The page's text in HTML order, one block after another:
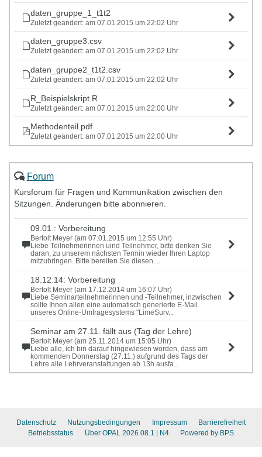
daten_gruppe_1_t1t2
Zuletzt geändert: am 07.01.2015 um 22:02 Uhr
daten_gruppe3.csv
Zuletzt geändert: am 07.01.2015 um 22:02 Uhr
daten_gruppe2_t1t2.csv
Zuletzt geändert: am 07.01.2015 um 22:02 Uhr
R_Beispielskript.R
Zuletzt geändert: am 07.01.2015 um 22:00 Uhr
Methodenteil.pdf
Zuletzt geändert: am 07.01.2015 um 22:00 Uhr
Forum
Kursforum für Fragen und Kommunikation zwischen den
Sitzungen. Änderungen bitte abonnieren.
09.01.: Vorbereitung
Bertolt Meyer (am 07.01.2015 um 12:55 Uhr)
Liebe Teilnehmerinnen uind Teilnehmer, bitte denken Sie
daran, zu unserem nächsten Termin wieder Ihren Laptop
mitzubringen. Bitte bereiten Sie diesen ...
18.12.14: Vorbereitung
Bertolt Meyer (am 17.12.2014 um 16:07 Uhr)
Liebe Seminarteilnehmerinnen und -Teilnehmer, inzwischen
sollte Ihnen allen eine automatisch generierte E-Mail
unseres Online-Umfragesystems "LimeSurv...
Seminar am 27.11. fällt aus (Tag der Lehre)
Bertolt Meyer (am 25.11.2014 um 15:05 Uhr)
Liebe alle, ich bin darauf hingewiesen worden, dass am
kommenden Donnerstag (27.11.) aufgrund des Tags der
Lehre alle Lehrveranstaltungen ab 13h ausfa...
Datenschutz Nutzungsbedingungen Impressum
Barrierefreiheit
Betriebsstatus
Über OPAL 2026.08.1 | N4 Powered by BPS